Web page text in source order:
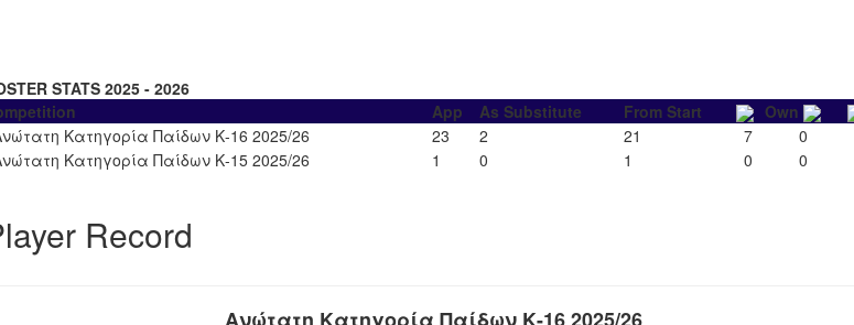
STATS 2025 - 2026
App As Substitute From Start Own
Κατηγορία Παίδων Κ-16 2025/26
23 2 21 7 0
Κατηγορία Παίδων Κ-15 2025/26
1 0 1 0 0
Record